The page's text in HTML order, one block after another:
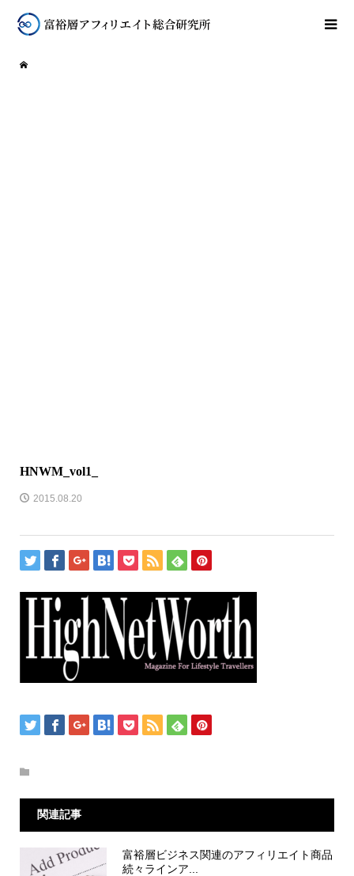
HNWM_vol1_
2015.08.20
関連記事
富裕層ビジネス関連のアフィリエイト商品
続々ラインア...